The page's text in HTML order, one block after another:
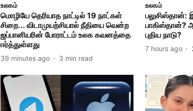
உலகம்
மொழியே தெரியாத நாட்டில் 19 நாட்கள்
சிறை... விடாமுயற்சியால் நீதியை வென்ற
ஜப்பானியரின் போராட்டம் உலக கவனத்தை
ஈர்த்துள்ளது
39 minutes ago 3 min read
உலகம்
பலுசிஸ்தான்:
பாகிஸ்தான்?
புதிய நாடு?
7 hours ago